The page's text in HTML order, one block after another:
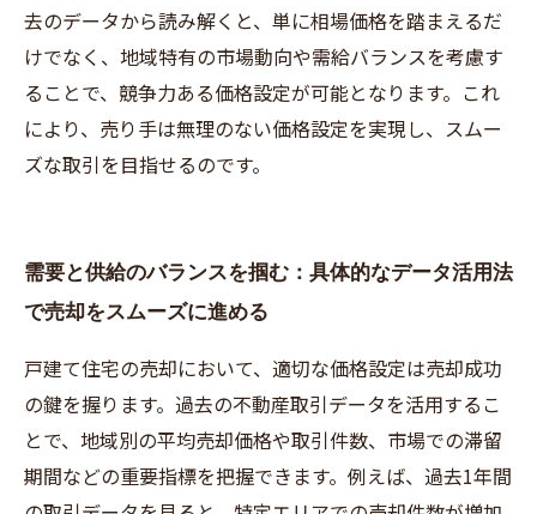
去のデータから読み解くと、単に相場価格を踏まえるだ
けでなく、地域特有の市場動向や需給バランスを考慮す
ることで、競争力ある価格設定が可能となります。これ
により、売り手は無理のない価格設定を実現し、スムー
ズな取引を目指せるのです。
需要と供給のバランスを掴む：具体的なデータ活用法
で売却をスムーズに進める
戸建て住宅の売却において、適切な価格設定は売却成功
の鍵を握ります。過去の不動産取引データを活用するこ
とで、地域別の平均売却価格や取引件数、市場での滞留
期間などの重要指標を把握できます。例えば、過去1年間